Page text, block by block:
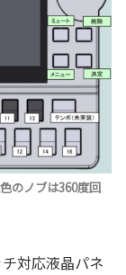
のノブは360度回
対応液晶パネ